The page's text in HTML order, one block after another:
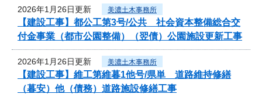
2026年1月26日更新 美濃土木事務所
【建設工事】都公工第3号/公共 社会資本整備総合交
付金事業（都市公園整備）（翌債）公園施設更新工事
2026年1月26日更新 美濃土木事務所
【建設工事】維工第維暮1他号/県単 道路維持修繕
（暮安）他（債務）道路施設修繕工事